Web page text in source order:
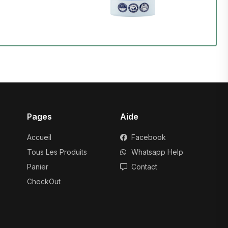
Pages
Accueil
Tous Les Produits
Panier
CheckOut
Aide
Facebook
Whatsapp Help
Contact